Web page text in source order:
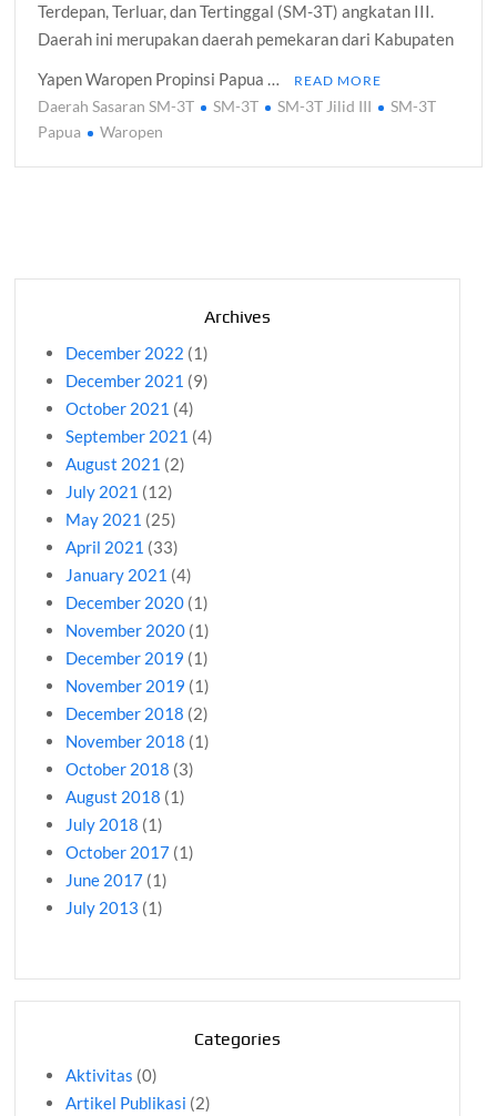
Terdepan, Terluar, dan Tertinggal (SM-3T) angkatan III.
Daerah ini merupakan daerah pemekaran dari Kabupaten
Yapen Waropen Propinsi Papua …
READ MORE
Daerah Sasaran SM-3T SM-3T SM-3T Jilid III
SM-3T
Papua
Waropen
Archives
December 2022 (1)
December 2021 (9)
October 2021 (4)
September 2021 (4)
August 2021 (2)
July 2021 (12)
May 2021 (25)
April 2021 (33)
January 2021 (4)
December 2020 (1)
November 2020 (1)
December 2019 (1)
November 2019 (1)
December 2018 (2)
November 2018 (1)
October 2018 (3)
August 2018 (1)
July 2018 (1)
October 2017 (1)
June 2017 (1)
July 2013 (1)
Categories
Aktivitas (0)
Artikel Publikasi (2)